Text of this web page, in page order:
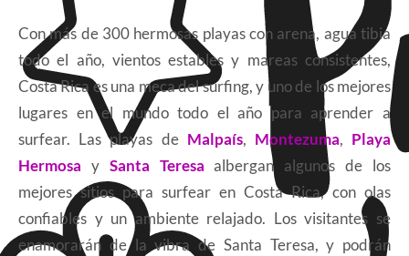
Con más de 300 hermosas playas con arena, agua tibia
todo el año, vientos estables y mareas consistentes,
Costa Rica es una meca del surfing, y uno de los mejores
lugares en el mundo todo el año para aprender a
surfear. Las playas de Malpaís, Montezuma, Playa
Hermosa y Santa Teresa albergan algunos de los
mejores sitios para surfear en Costa Rica, con olas
confiables y un ambiente relajado. Los visitantes se
enamorarán de la vibra de Santa Teresa, y podrán